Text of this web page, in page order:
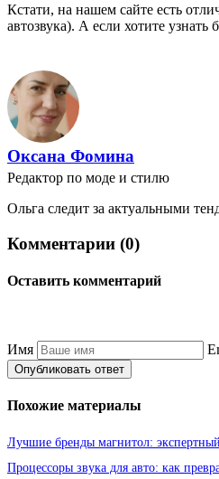
Кстати, на нашем сайте есть
автозвука). А если хотите
Оксана Фомина
Редактор по моде и стилю
Ольга следит за актуальными
Комментарии (0)
Оставить комментарий
Имя
Опубликовать ответ
Похожие материалы
Лучшие бренды магнитол:
Процессоры звука для авто: как